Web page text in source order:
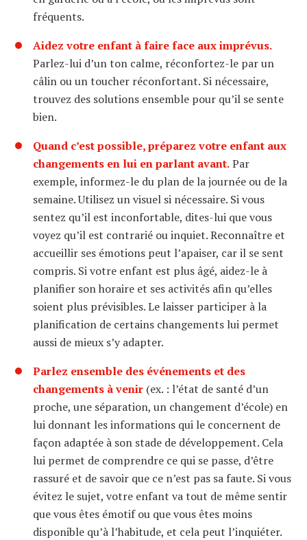
fréquents.
Aidez votre enfant à faire face aux imprévus.
Parlez-lui d’un ton calme, réconfortez-le par un
câlin ou un toucher réconfortant. Si nécessaire,
trouvez des solutions ensemble pour qu’il se sente
bien.
Quand c’est possible, préparez votre enfant aux
changements en lui en parlant avant.Par
exemple, informez-le du plan de la journée ou de la
semaine. Utilisez un visuel si nécessaire. Si vous
sentez qu’il est inconfortable, dites-lui que vous
voyez qu’il est contrarié ou inquiet. Reconnaître et
accueillir ses émotions peut l’apaiser, car il se sent
compris. Si votre enfant est plus âgé, aidez-le à
planifier son horaire et ses activités afin qu’elles
soient plus prévisibles. Le laisser participer à la
planification de certains changements lui permet
aussi de mieux s’y adapter.
Parlez ensemble des événements et des
changements à venir (ex. : l’état de santé d’un
proche, une séparation, un changement d’école) en
lui donnant les informations qui le concernent de
façon adaptée à son stade de développement. Cela
lui permet de comprendre ce qui se passe, d’être
rassuré et de savoir que ce n’est pas sa faute. Si vous
évitez le sujet, votre enfant va tout de même sentir
que vous êtes émotif ou que vous êtes moins
disponible qu’à l’habitude, et cela peut l’inquiéter.